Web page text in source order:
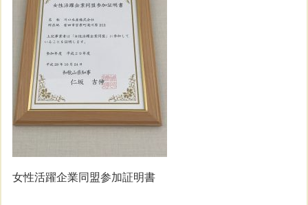
女性活躍企業同盟参加証明書